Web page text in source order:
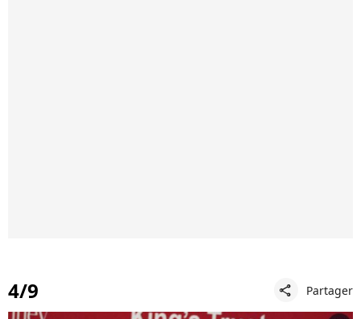
4/9 share Partager